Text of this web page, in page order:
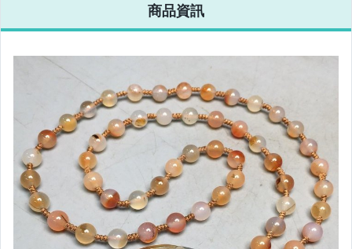
商品資訊